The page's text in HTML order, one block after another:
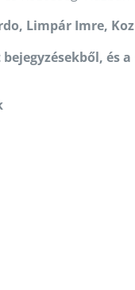
Limpár Imre,